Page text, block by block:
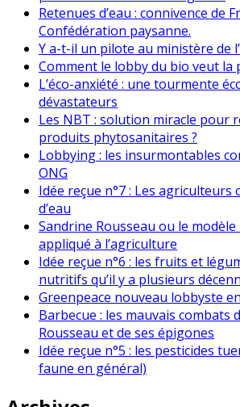
Retenues d’eau : connivence de
Confédération paysanne.
Y a-t-il un pilote au ministère de
Comment le lobby du bio veut la
L’éco-anxiété : une tourmente
dévastateurs
Les NBT : solution miracle pour
produits phytosanitaires ?
Lobbying : les insurmontables
ONG
Idée reçue n°7 : Les
d’eau
Sandrine Rousseau ou le
appliqué à l’agriculture
Idée reçue n°6 : les fruits et
nutritifs qu’il y a plusieurs
Greenpeace nouveau lobbyste
Barbecue : les mauvais combats
Rousseau et de ses épigones
Idée reçue n°5 : les pesticides
faune en général)